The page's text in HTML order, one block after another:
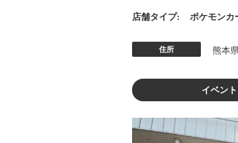
店舗タイプ: ポケモンカ
住所 熊本
イベン